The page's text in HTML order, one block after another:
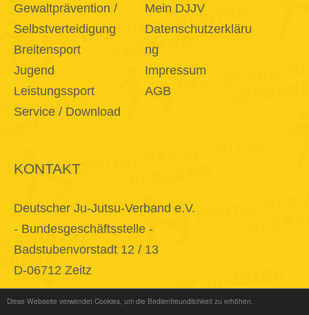
Diese Webseite verwendet Cookies, um die Bedienfreundlichkeit zu erhöhen.
Gewaltprävention /
Selbstverteidigung
Breitensport
Jugend
Leistungssport
Service / Download
Mein DJJV
Datenschutzerkläru
ng
Impressum
AGB
KONTAKT
Deutscher Ju-Jutsu-Verband e.V.
- Bundesgeschäftsstelle -
Badstubenvorstadt 12 / 13
D-06712 Zeitz